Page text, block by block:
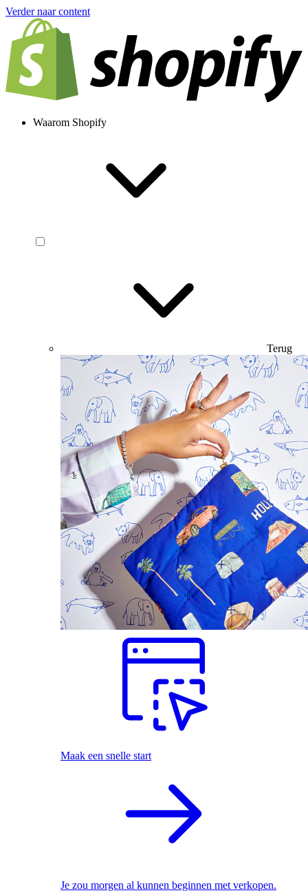
Verder naar content
Waarom Shopify
Terug
Maak een snelle start
Je zou morgen al kunnen beginnen met verkopen.